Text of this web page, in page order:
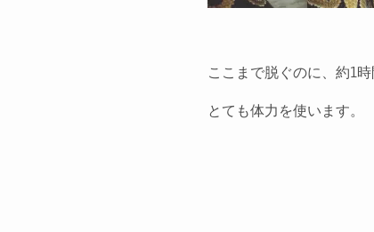
ここまで脱ぐのに、約1時
とても体力を使います。